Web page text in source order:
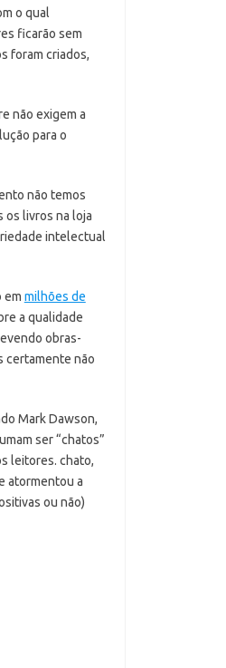
o qual
ficarão sem
foram criados,
não exigem a
para o
não temos
os livros na loja
intelectual
em milhões de
a qualidade
obras-
certamente não
Mark Dawson,
ser “chatos”
leitores. chato,
atormentou a
ou não)